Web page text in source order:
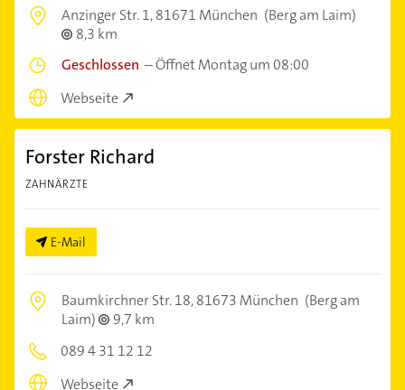
Anzinger Str. 1,81671 München (Berg am Laim)
8,3 km
Geschlossen –Öffnet Montag um 08:00
Webseite
Forster Richard
ZAHNÄRZTE
E-Mail
Baumkirchner Str. 18,81673 München (Berg am
Laim)
9,7 km
089 4 31 12 12
Webseite